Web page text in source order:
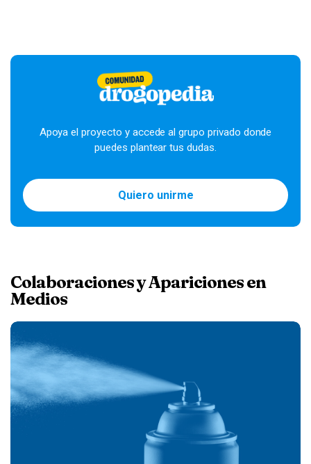
Apoya el proyecto y accede al grupo privado donde
puedes plantear tus dudas.
Quiero unirme
Colaboraciones y Apariciones en
Medios